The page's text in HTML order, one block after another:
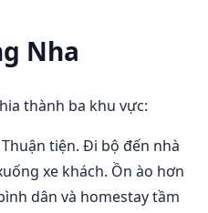
Nha
thành ba khu vực:
Thuận tiện. Đi bộ đến nhà
xe khách. Ồn ào hơn
dân và homestay tầm